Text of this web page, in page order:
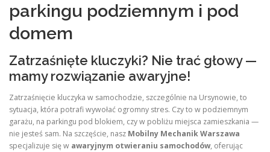
parkingu podziemnym i pod
domem
Zatrzaśnięte kluczyki? Nie trać głowy —
mamy rozwiązanie awaryjne!
Zatrzaśnięcie kluczyka w samochodzie, szczególnie na Ursynowie, to
sytuacja, która potrafi wywołać ogromny stres. Czy to w podziemnym
garażu, na parkingu pod blokiem, czy w pobliżu miejsca zamieszkania —
nie jesteś sam. Na szczęście, nasz Mobilny Mechanik Warszawa
specjalizuje się w awaryjnym otwieraniu samochodów, oferując